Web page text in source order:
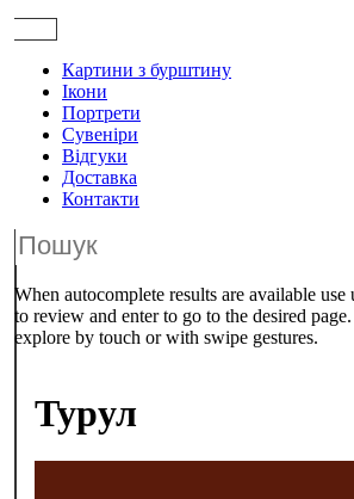
Картини з бурштину
Ікони
Портрети
Сувеніри
Відгуки
Доставка
Контакти
When autocomplete results are available
to review and enter to go to the desired
explore by touch or with swipe gestures.
Турул